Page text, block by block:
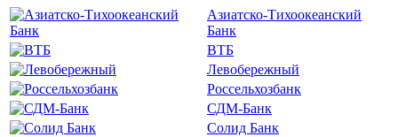
Азиатско-Тихоокеанский
Банк
ВТБ
Левобережный
Россельхозбанк
СДМ-Банк
Солид Банк